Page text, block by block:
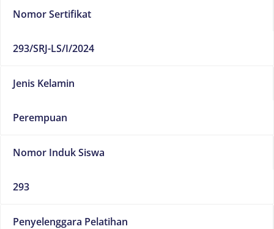
Nomor Sertifikat
293/SRJ-LS/I/2024
Jenis Kelamin
Perempuan
Nomor Induk Siswa
293
Penyelenggara Pelatihan